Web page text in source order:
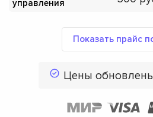
управления
Показать прайс
Цены